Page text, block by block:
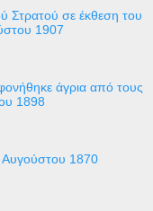
Στρατού σε έκθεση του
1907
άγρια από τους
1898
Αυγούστου 1870